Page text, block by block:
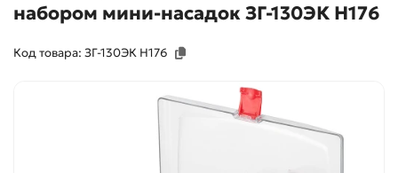
набором мини-насадок ЗГ-130ЭК H176
Код товара: ЗГ-130ЭК H176